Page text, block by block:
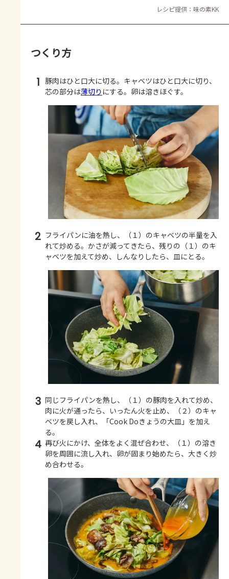
レシピ提供：味の素KK
つくり方
1 豚肉はひと口大に切る。キャベツはひと口大に切り、
芯の部分は薄切り にする。卵は溶きほぐす。
2 フライパンに油を熱し、（１）のキャベツの半量を入
れて炒める。かさが減ってきたら、残りの（１）のキ
ャベツを加えて炒め、しんなりしたら、皿にとる。
3 同じフライパンを熱し、（１）の豚肉を入れて炒め、
肉に火が通ったら、いったん火を止め、（２）のキャ
ベツを戻し入れ、「Cook Doきょうの大皿」を加え
る。
4 再び火にかけ、全体をよく混ぜ合わせ、（１）の溶き
卵を周囲に流し入れ、卵が固まり始めたら、大きく炒
め合わせる。